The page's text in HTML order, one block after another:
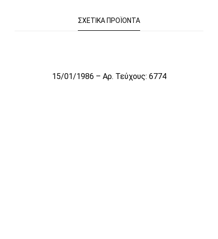
ΣΧΕΤΙΚΆ ΠΡΟΪΌΝΤΑ
Το αρχείο προσωρινά δεν είναι διαθέσιμο για πώληση
15/01/1986 – Αρ. Τεύχους: 6774